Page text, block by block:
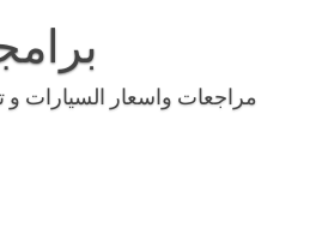
مراجعات واسعار السيارات و